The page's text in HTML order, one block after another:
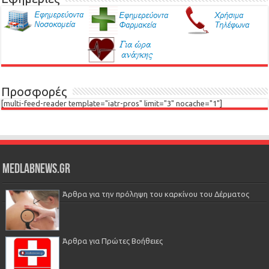
Προσφορές
[multi-feed-reader template="iatr-pros" limit="3" nocache="1"]
Medlabnews.gr
Άρθρα για την πρόληψη του καρκίνου του Δέρματος
Άρθρα για Πρώτες Βοήθειες